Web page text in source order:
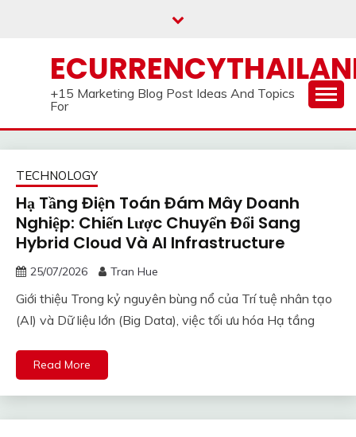
+15 Marketing Blog Post Ideas And Topics
For
TECHNOLOGY
Hạ Tầng Điện Toán Đám Mây Doanh
Nghiệp: Chiến Lược Chuyển Đổi Sang
Hybrid Cloud Và AI Infrastructure
25/07/2026 Tran Hue
Giới thiệu Trong kỷ nguyên bùng nổ của Trí tuệ nhân tạo
(AI) và Dữ liệu lớn (Big Data), việc tối ưu hóa Hạ tầng
Read More